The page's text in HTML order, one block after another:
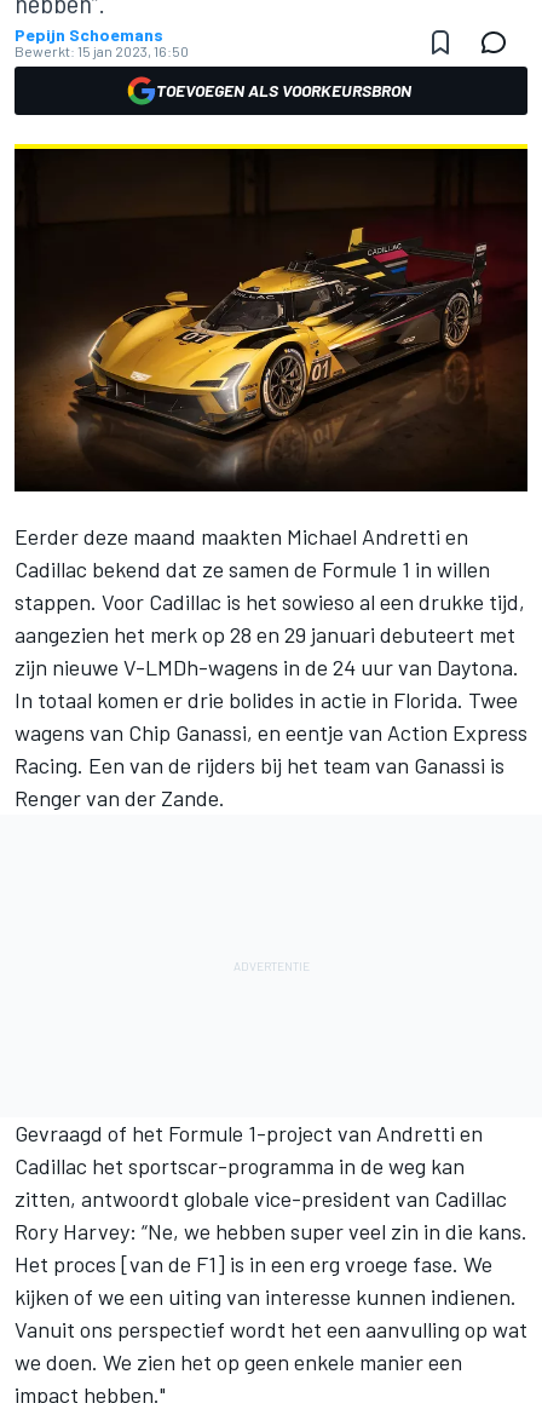
Pepijn Schoemans
Bewerkt: 15 jan 2023, 16:50
TOEVOEGEN ALS VOORKEURSBRON
Eerder deze maand maakten Michael Andretti en
Cadillac bekend dat ze samen de Formule 1 in willen
stappen. Voor Cadillac is het sowieso al een drukke tijd,
aangezien het merk op 28 en 29 januari debuteert met
zijn nieuwe V-LMDh-wagens in de 24 uur van Daytona.
In totaal komen er drie bolides in actie in Florida. Twee
wagens van Chip Ganassi, en eentje van Action Express
Racing. Een van de rijders bij het team van Ganassi is
Renger van der Zande.
Gevraagd of het Formule 1-project van Andretti en
Cadillac het sportscar-programma in de weg kan
zitten, antwoordt globale vice-president van Cadillac
Rory Harvey: “Ne, we hebben super veel zin in die kans.
Het proces [van de F1] is in een erg vroege fase. We
kijken of we een uiting van interesse kunnen indienen.
Vanuit ons perspectief wordt het een aanvulling op wat
we doen. We zien het op geen enkele manier een
impact hebben."